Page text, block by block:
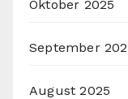
Oktober 2025
September
August 2025